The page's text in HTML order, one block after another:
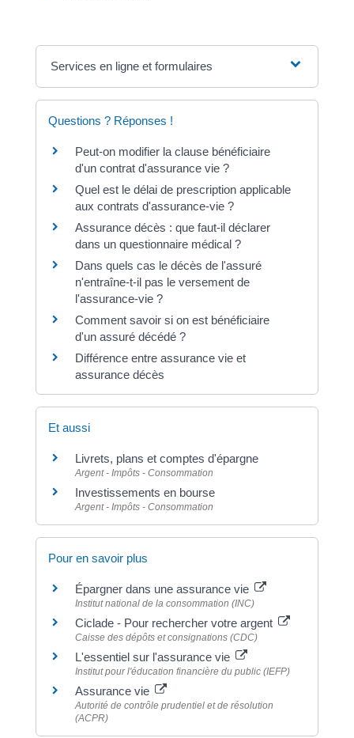
Services en ligne et formulaires
Questions ? Réponses !
Peut-on modifier la clause bénéficiaire
d'un contrat d'assurance vie ?
Quel est le délai de prescription applicable
aux contrats d'assurance-vie ?
Assurance décès : que faut-il déclarer
dans un questionnaire médical ?
Dans quels cas le décès de l'assuré
n'entraîne-t-il pas le versement de
l'assurance-vie ?
Comment savoir si on est bénéficiaire
d'un assuré décédé ?
Différence entre assurance vie et
assurance décès
Et aussi
Livrets, plans et comptes d'épargne
Argent - Impôts - Consommation
Investissements en bourse
Argent - Impôts - Consommation
Pour en savoir plus
Épargner dans une assurance vie
Institut national de la consommation (INC)
Ciclade - Pour rechercher votre argent
Caisse des dépôts et consignations (CDC)
L'essentiel sur l'assurance vie
Institut pour l'éducation financière du public (IEFP)
Assurance vie
Autorité de contrôle prudentiel et de résolution
(ACPR)